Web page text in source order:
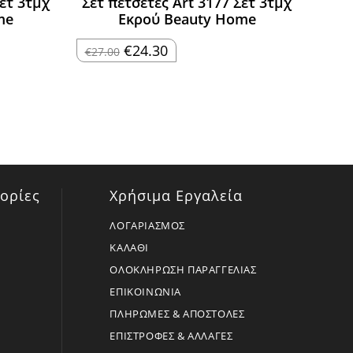
Εκρού Beauty Home
€27.00 Original
price
€24.30Η
τρέχουσα
Χρήσιμα Εργαλεία
ΛΟΓΑΡΙΑΣΜΟΣ
ΚΑΛΑΘΙ
ΟΛΟΚΛΗΡΩΣΗ ΠΑΡΑΓΓΕΛΙΑΣ
ΕΠΙΚΟΙΝΩΝΙΑ
ΠΛΗΡΩΜΕΣ & ΑΠΟΣΤΟΛΕΣ
ΕΠΙΣΤΡΟΦΕΣ & ΑΛΛΑΓΕΣ